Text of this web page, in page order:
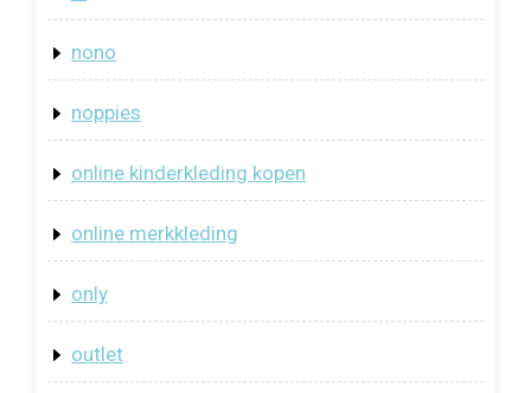
nono
noppies
online kinderkleding kopen
online merkkleding
only
outlet